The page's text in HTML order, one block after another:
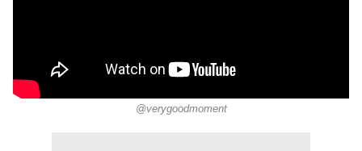
@verygoodmoment